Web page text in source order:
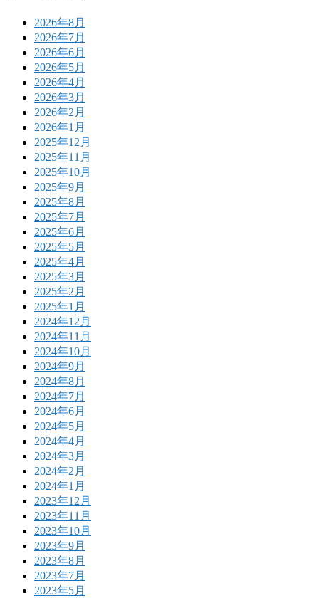
2026年8月
2026年7月
2026年6月
2026年5月
2026年4月
2026年3月
2026年2月
2026年1月
2025年12月
2025年11月
2025年10月
2025年9月
2025年8月
2025年7月
2025年6月
2025年5月
2025年4月
2025年3月
2025年2月
2025年1月
2024年12月
2024年11月
2024年10月
2024年9月
2024年8月
2024年7月
2024年6月
2024年5月
2024年4月
2024年3月
2024年2月
2024年1月
2023年12月
2023年11月
2023年10月
2023年9月
2023年8月
2023年7月
2023年5月